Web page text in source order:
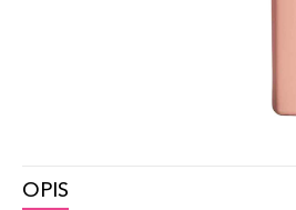
OPIS